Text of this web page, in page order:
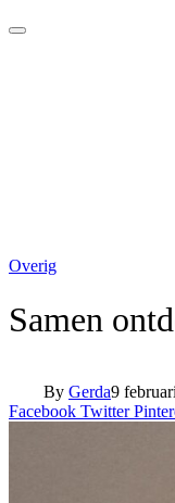
Overig
Samen
By Gerda9
Facebook Twitter